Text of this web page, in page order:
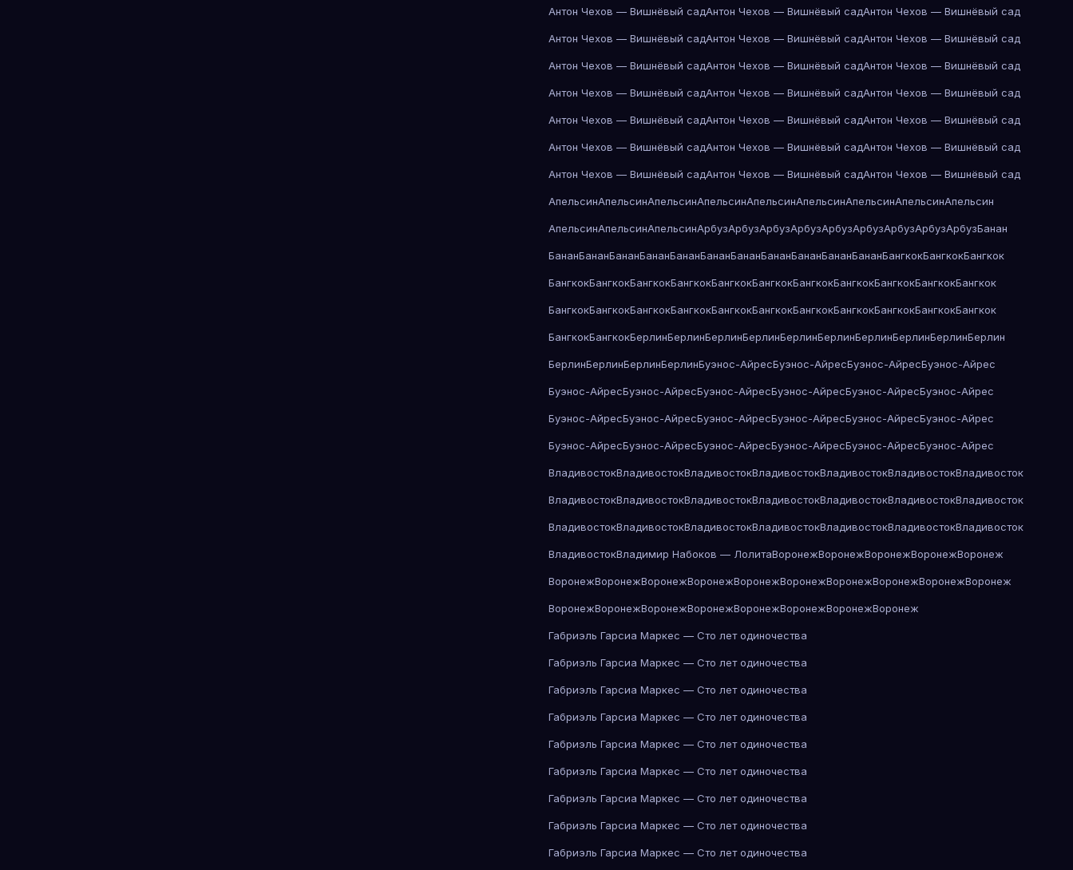
Антон Чехов — Вишнёвый садАнтон Чехов — Вишнёвый садАнтон Чехов — Вишнёвый сад
Антон Чехов — Вишнёвый садАнтон Чехов — Вишнёвый садАнтон Чехов — Вишнёвый сад
Антон Чехов — Вишнёвый садАнтон Чехов — Вишнёвый садАнтон Чехов — Вишнёвый сад
Антон Чехов — Вишнёвый садАнтон Чехов — Вишнёвый садАнтон Чехов — Вишнёвый сад
Антон Чехов — Вишнёвый садАнтон Чехов — Вишнёвый садАнтон Чехов — Вишнёвый сад
Антон Чехов — Вишнёвый садАнтон Чехов — Вишнёвый садАнтон Чехов — Вишнёвый сад
Антон Чехов — Вишнёвый садАнтон Чехов — Вишнёвый садАнтон Чехов — Вишнёвый сад
АпельсинАпельсинАпельсинАпельсинАпельсинАпельсинАпельсинАпельсинАпельсин
АпельсинАпельсинАпельсинАрбузАрбузАрбузАрбузАрбузАрбузАрбузАрбузАрбузБанан
БананБананБананБананБананБананБананБананБананБананБананБангкокБангкокБангкок
БангкокБангкокБангкокБангкокБангкокБангкокБангкокБангкокБангкокБангкокБангкок
БангкокБангкокБангкокБангкокБангкокБангкокБангкокБангкокБангкокБангкокБангкок
БангкокБангкокБерлинБерлинБерлинБерлинБерлинБерлинБерлинБерлинБерлинБерлин
БерлинБерлинБерлинБерлинБуэнос-АйресБуэнос-АйресБуэнос-АйресБуэнос-Айрес
Буэнос-АйресБуэнос-АйресБуэнос-АйресБуэнос-АйресБуэнос-АйресБуэнос-Айрес
Буэнос-АйресБуэнос-АйресБуэнос-АйресБуэнос-АйресБуэнос-АйресБуэнос-Айрес
Буэнос-АйресБуэнос-АйресБуэнос-АйресБуэнос-АйресБуэнос-АйресБуэнос-Айрес
ВладивостокВладивостокВладивостокВладивостокВладивостокВладивостокВладивосток
ВладивостокВладивостокВладивостокВладивостокВладивостокВладивостокВладивосток
ВладивостокВладивостокВладивостокВладивостокВладивостокВладивостокВладивосток
ВладивостокВладимир Набоков — ЛолитаВоронежВоронежВоронежВоронежВоронеж
ВоронежВоронежВоронежВоронежВоронежВоронежВоронежВоронежВоронежВоронеж
ВоронежВоронежВоронежВоронежВоронежВоронежВоронежВоронеж
Габриэль Гарсиа Маркес — Сто лет одиночества
Габриэль Гарсиа Маркес — Сто лет одиночества
Габриэль Гарсиа Маркес — Сто лет одиночества
Габриэль Гарсиа Маркес — Сто лет одиночества
Габриэль Гарсиа Маркес — Сто лет одиночества
Габриэль Гарсиа Маркес — Сто лет одиночества
Габриэль Гарсиа Маркес — Сто лет одиночества
Габриэль Гарсиа Маркес — Сто лет одиночества
Габриэль Гарсиа Маркес — Сто лет одиночества